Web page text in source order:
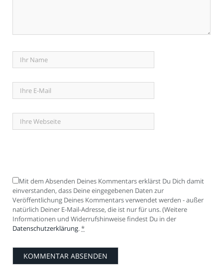
Mit dem Absenden Deines Kommentars erklärst Du Dich damit
einverstanden, dass Deine eingegebenen Daten zur
Veröffentlichung Deines Kommentars verwendet werden - außer
natürlich Deiner E-Mail-Adresse, die ist nur für uns. (Weitere
Informationen und Widerrufshinweise findest Du in der
Datenschutzerklärung.*